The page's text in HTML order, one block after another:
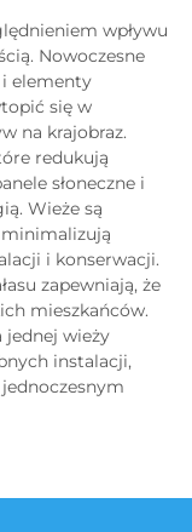
wpływu
Nowoczesne
elementy
się w
na krajobraz.
redukują
słoneczne i
Wieże są
i konserwacji.
zapewniają, że
mieszkańców.
jednej wieży
instalacji,